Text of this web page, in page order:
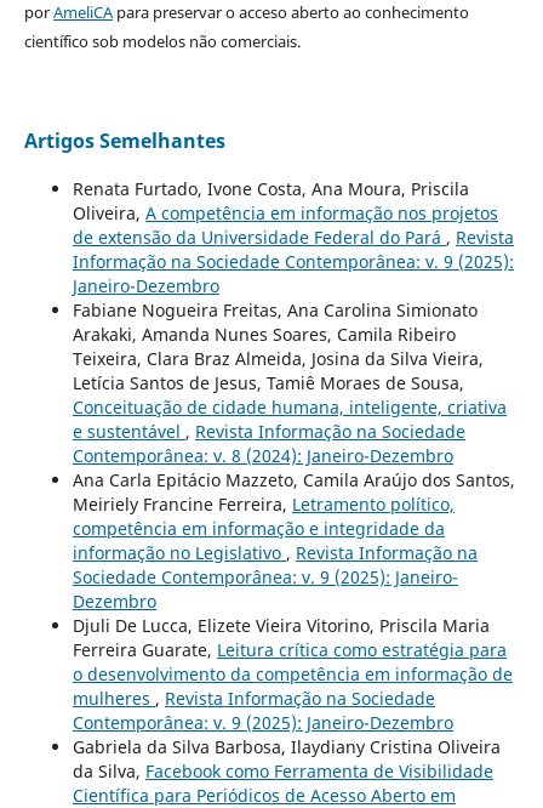
porAmeliCApara preservar o acceso aberto ao conhecimento
científico sob modelos não comerciais.
Artigos Semelhantes
Renata Furtado, Ivone Costa, Ana Moura, Priscila
Oliveira, A competência em informação nos projetos
de extensão da Universidade Federal do Pará , Revista
Informação na Sociedade Contemporânea: v. 9 (2025):
Janeiro-Dezembro
Fabiane Nogueira Freitas, Ana Carolina Simionato
Arakaki, Amanda Nunes Soares, Camila Ribeiro
Teixeira, Clara Braz Almeida, Josina da Silva Vieira,
Letícia Santos de Jesus, Tamiê Moraes de Sousa,
Conceituação de cidade humana, inteligente, criativa
e sustentável , Revista Informação na Sociedade
Contemporânea: v. 8 (2024): Janeiro-Dezembro
Ana Carla Epitácio Mazzeto, Camila Araújo dos Santos,
Meiriely Francine Ferreira, Letramento político,
competência em informação e integridade da
informação no Legislativo , Revista Informação na
Sociedade Contemporânea: v. 9 (2025): Janeiro-
Dezembro
Djuli De Lucca, Elizete Vieira Vitorino, Priscila Maria
Ferreira Guarate, Leitura crítica como estratégia para
o desenvolvimento da competência em informação de
mulheres , Revista Informação na Sociedade
Contemporânea: v. 9 (2025): Janeiro-Dezembro
Gabriela da Silva Barbosa, Ilaydiany Cristina Oliveira
da Silva, Facebook como Ferramenta de Visibilidade
Científica para Periódicos de Acesso Aberto em